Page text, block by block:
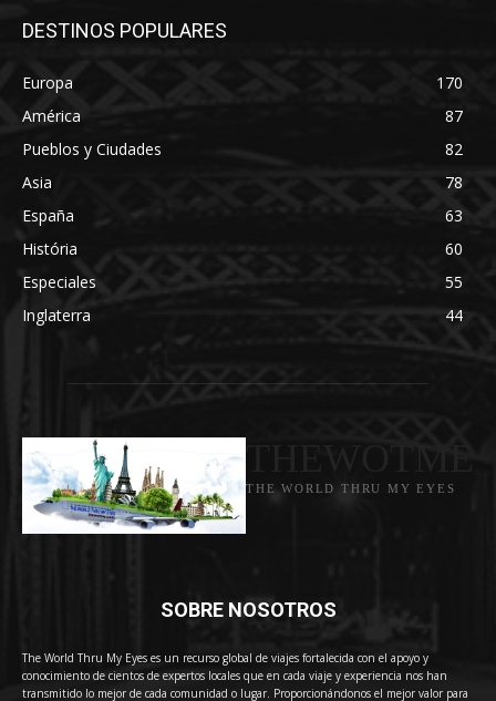
DESTINOS POPULARES
Europa
170
América
87
Pueblos y Ciudades
82
Asia
78
España
63
História
60
Especiales
55
Inglaterra
44
THE WORLD THRU MY EYES
SOBRE NOSOTROS
The World Thru My Eyes es un recurso global de viajes fortalecida con el apoyo y
conocimiento de cientos de expertos locales que en cada viaje y experiencia nos han
transmitido lo mejor de cada comunidad o lugar. Proporcionándonos el mejor valor para